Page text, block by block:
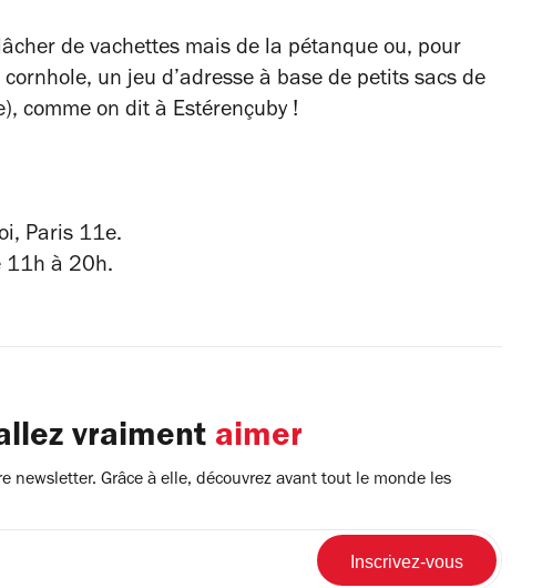
de vachettes mais de la pétanque ou, pour
un jeu d’adresse à base de petits sacs de
comme on dit à Estérençuby !
Paris 11e.
11h à 20h.
vraiment aimer
newsletter. Grâce à elle, découvrez avant tout le monde les